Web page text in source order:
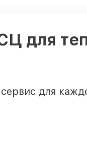
для
для